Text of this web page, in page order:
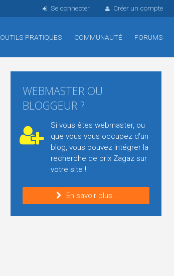
Se connecter Créer un compte
OUTILS PRATIQUES COMMUNAUTÉ FORUMS
WEBMASTER OU
BLOGGEUR ?
Si vous êtes webmaster, ou
que vous vous occupez d'un
blog, vous pouvez intégrer la
recherche de prix Zagaz sur
votre site !
En savoir plus...